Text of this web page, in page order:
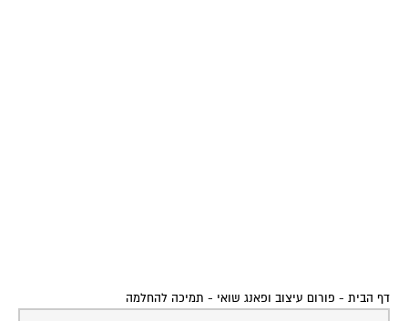
דף הבית - פורום עיצוב ופאנג שואי - תמיכה להחלמה